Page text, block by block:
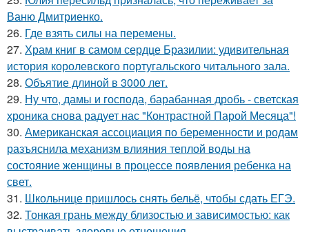
Ваню Дмитриенко.
26. Где взять силы на перемены.
27. Храм книг в самом сердце Бразилии: удивительная
история королевского португальского читального зала.
28. Объятие длиной в 3000 лет.
29. Ну что, дамы и господа, барабанная дробь - светская
хроника снова радует нас "Контрастной Парой Месяца"!
30. Американская ассоциация по беременности и родам
разъяснила механизм влияния теплой воды на
состояние женщины в процессе появления ребенка на
свет.
31. Школьнице пришлось снять бельё, чтобы сдать ЕГЭ.
32. Тонкая грань между близостью и зависимостью: как